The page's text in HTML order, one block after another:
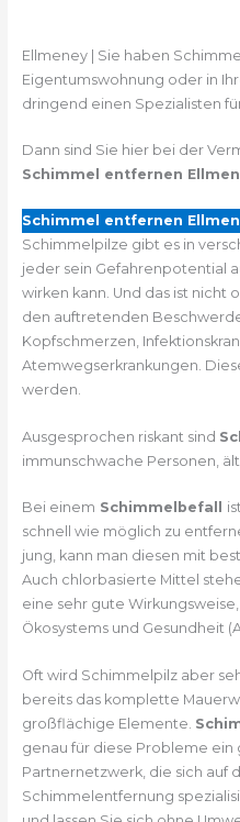
Ellmeney | Sie haben
Eigentumswohnung oder in
dringend einen Spezialisten
Dann sind Sie hier bei der
Schimmel entfernen
Schimmel entfernen
Schimmelpilze gibt es in
jeder sein Gefahrenpotential
wirken kann. Und das ist nicht
den auftretenden
Kopfschmerzen,
Atemwegserkrankungen.
werden.
Ausgesprochen riskant sind
immunschwache Personen,
Bei einem Schimmelbefall
schnell wie möglich zu
jung, kann man diesen mit
Auch chlorbasierte Mittel
eine sehr gute
Ökosystems und Gesundheit
Oft wird Schimmelpilz aber
bereits das komplette
großflächige Elemente.
genau für diese Probleme
Partnernetzwerk, die sich auf
Schimmelentfernung